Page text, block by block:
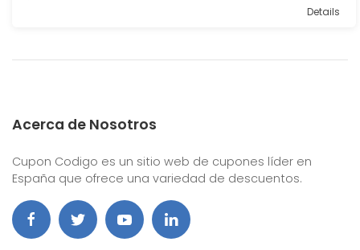
Details
Acerca de Nosotros
Cupon Codigo es un sitio web de cupones líder en
España que ofrece una variedad de descuentos.